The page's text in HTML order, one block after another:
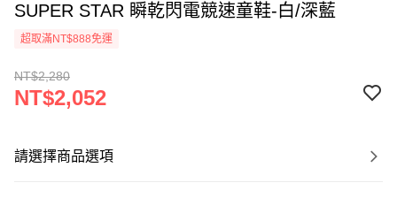
SUPER STAR 瞬乾閃電競速童鞋-白/深藍
超取滿NT$888免運
NT$2,280
NT$2,052
請選擇商品選項